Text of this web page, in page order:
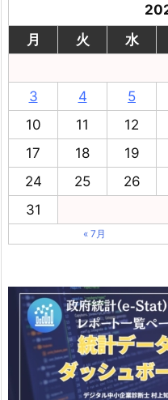
月
火 水
3
4 5
10
11 12
17
18 19
24
25 26
31
« 7月